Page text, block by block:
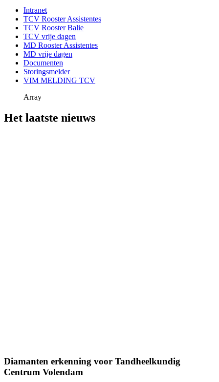
Intranet
TCV Rooster Assistentes
TCV Rooster Balie
TCV vrije dagen
MD Rooster Assistentes
MD vrije dagen
Documenten
Storingsmelder
VIM MELDING TCV
Array
Het laatste nieuws
Diamanten erkenning voor Tandheelkundig
Centrum Volendam